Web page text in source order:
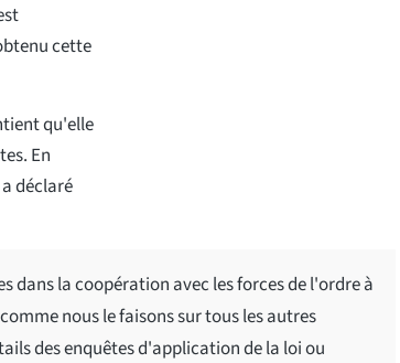
cette
qu'elle
En
déclaré
dans la coopération avec les forces de l'ordre à
nous le faisons sur tous les autres
des enquêtes d'application de la loi ou